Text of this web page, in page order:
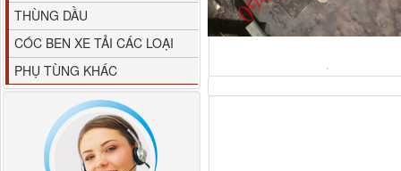
THÙNG DẦU
CÓC BEN XE TẢI CÁC LOẠI
PHỤ TÙNG KHÁC